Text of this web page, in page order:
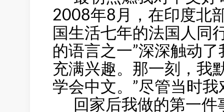
2008年8月，在印度北
国生活七年的法国人同
的语言之一”深深触动
充满兴趣。那一刻，我
学会中文。”尽管当时
回家后我做的第一件